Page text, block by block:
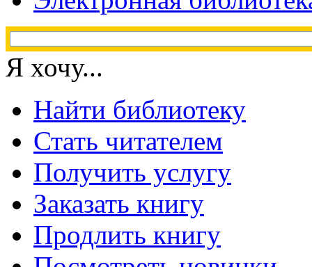
Я хочу...
Найти библиотеку
Стать читателем
Получить услугу
Заказать книгу
Продлить книгу